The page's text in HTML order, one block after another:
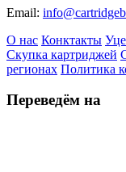
Email:
О нас Конктакты
Скупка картриджей
регионах Политика
Переведём на